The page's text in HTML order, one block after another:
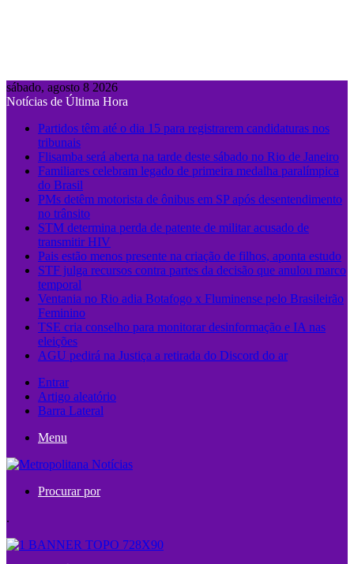
sábado, agosto 8 2026
Notícias de Última Hora
Partidos têm até o dia 15 para registrarem candidaturas nos
tribunais
Flisamba será aberta na tarde deste sábado no Rio de Janeiro
Familiares celebram legado de primeira medalha paralímpica
do Brasil
PMs detêm motorista de ônibus em SP após desentendimento
no trânsito
STM determina perda de patente de militar acusado de
transmitir HIV
Pais estão menos presente na criação de filhos, aponta estudo
STF julga recursos contra partes da decisão que anulou marco
temporal
Ventania no Rio adia Botafogo x Fluminense pelo Brasileirão
Feminino
TSE cria conselho para monitorar desinformação e IA nas
eleições
AGU pedirá na Justiça a retirada do Discord do ar
Entrar
Artigo aleatório
Barra Lateral
Menu
Procurar por
.